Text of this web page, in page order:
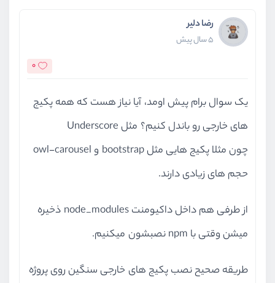
رضا دلیر
5 سال پیش
0
یک سوال برام پیش اومد، آیا نیاز هست که همه پکیج
های خارجی رو باندل کنیم؟ مثل Underscore
چون مثلا پکیج هایی مثل bootstrap و owl-carousel
حجم های زیادی دارند.
از طرفی هم داخل داکیومنت node_modules ذخیره
میشن وقتی با npm نصبشون میکنیم.
طریقه صحیح نصب پکیج های خارجی سنگین روی پروژه